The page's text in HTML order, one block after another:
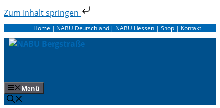
Zum Inhalt springen
Zum
Inhalt
springen
Home | NABU Deutschland | NABU Hessen | Shop | Kontakt
Menü